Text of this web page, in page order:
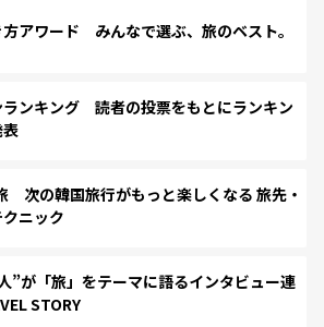
アワード みんなで選ぶ、旅のベスト。
ランキング 読者の投票をもとにランキン
次の韓国旅行がもっと楽しくなる 旅先・
ニック
”が「旅」をテーマに語るインタビュー連
STORY